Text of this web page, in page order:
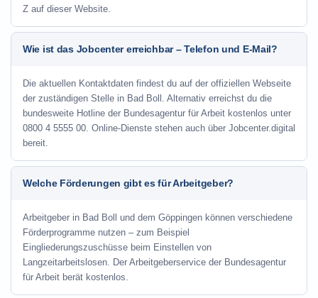
Z auf dieser Website.
Wie ist das Jobcenter erreichbar – Telefon und E-Mail?
Die aktuellen Kontaktdaten findest du auf der offiziellen Webseite
der zuständigen Stelle in Bad Boll. Alternativ erreichst du die
bundesweite Hotline der Bundesagentur für Arbeit kostenlos unter
0800 4 5555 00. Online-Dienste stehen auch über Jobcenter.digital
bereit.
Welche Förderungen gibt es für Arbeitgeber?
Arbeitgeber in Bad Boll und dem Göppingen können verschiedene
Förderprogramme nutzen – zum Beispiel
Eingliederungszuschüsse beim Einstellen von
Langzeitarbeitslosen. Der Arbeitgeberservice der Bundesagentur
für Arbeit berät kostenlos.